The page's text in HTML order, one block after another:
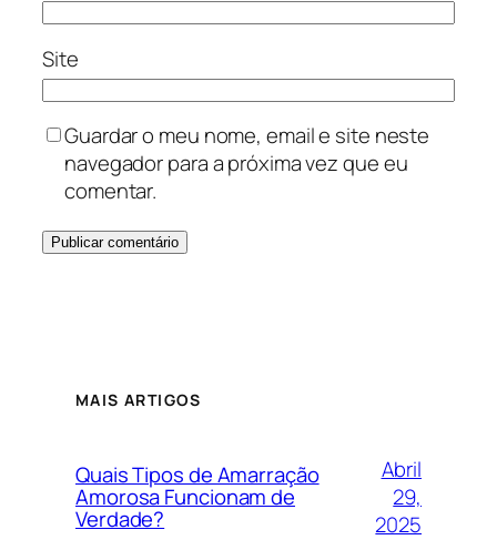
Site
Guardar o meu nome, email e site neste
navegador para a próxima vez que eu
comentar.
MAIS ARTIGOS
Quais Tipos de Amarração
Amorosa Funcionam de
Verdade?
Abril
29,
2025